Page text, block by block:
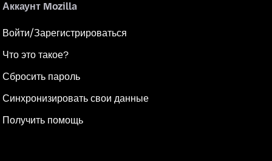
Аккаунт Mozilla
Войти/Зарегистрироваться
Что это такое?
Сбросить пароль
Синхронизировать свои данные
Получить помощь